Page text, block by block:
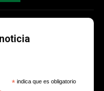
* indica que es obligatorio